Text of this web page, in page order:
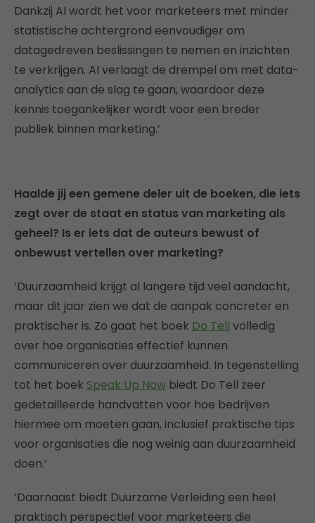
Dankzij AI wordt het voor marketeers met minder
statistische achtergrond eenvoudiger om
datagedreven beslissingen te nemen en inzichten
te verkrijgen. AI verlaagt de drempel om met data-
analytics aan de slag te gaan, waardoor deze
kennis toegankelijker wordt voor een breder
publiek binnen marketing.’
Haalde jij een gemene deler uit de boeken, die iets
zegt over de staat en status van marketing als
geheel? Is er iets dat de auteurs bewust of
onbewust vertellen over marketing?
‘Duurzaamheid krijgt al langere tijd veel aandacht,
maar dit jaar zien we dat de aanpak concreter en
praktischer is. Zo gaat het boek Do Tell volledig
over hoe organisaties effectief kunnen
communiceren over duurzaamheid. In tegenstelling
tot het boek Speak Up Now biedt Do Tell zeer
gedetailleerde handvatten voor hoe bedrijven
hiermee om moeten gaan, inclusief praktische tips
voor organisaties die nog weinig aan duurzaamheid
doen.’
‘Daarnaast biedt Duurzame Verleiding een heel
praktisch perspectief voor marketeers die